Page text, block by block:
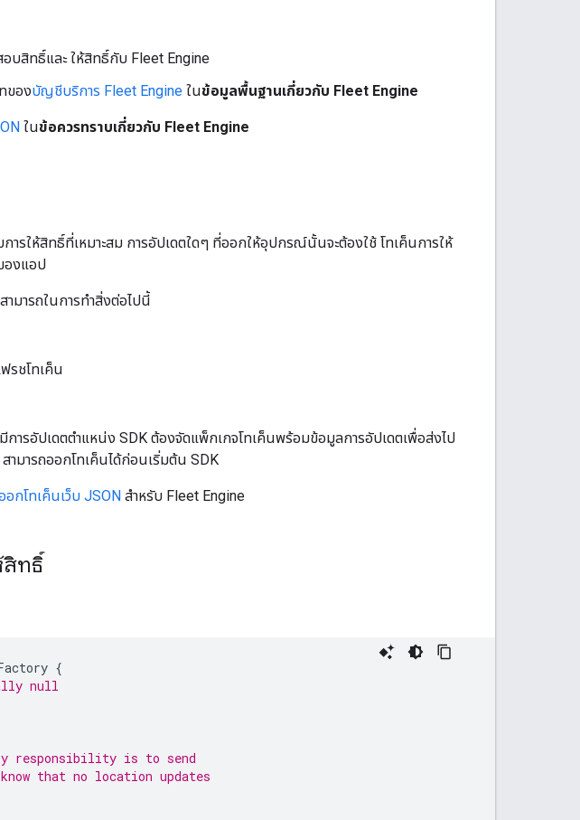
อบสิทธิ์และ ให้สิทธิ์กับ Fleet Engine
ของบัญชีบริการ Fleet Engine ในข้อมูลพื้นฐานเกี่ยวกับ Fleet Engine
ในข้อควรทราบเกี่ยวกับ Fleet Engine
การให้สิทธิ์ที่เหมาะสม การอัปเดตใดๆ ที่ออกให้อุปกรณ์นั้นจะต้องใช้ โทเค็นการให้
องแอป
มารถในการทำสิ่งต่อไปนี้
รชโทเค็น
มีการอัปเดตตำแหน่ง SDK ต้องจัดแพ็กเกจโทเค็นพร้อมข้อมูลการอัปเดตเพื่อส่งไป
สามารถออกโทเค็นได้ก่อนเริ่มต้น SDK
อกโทเค็นเว็บ JSON สำหรับ Fleet Engine
สิทธิ์
{
null
responsibility is to send
that no location updates